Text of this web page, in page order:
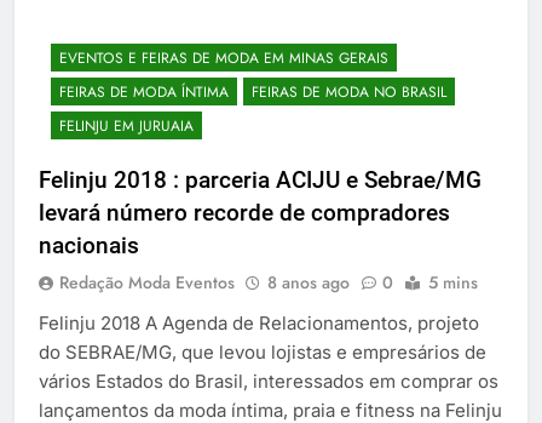
EVENTOS E FEIRAS DE MODA EM MINAS GERAIS
FEIRAS DE MODA ÍNTIMA
FEIRAS DE MODA NO BRASIL
FELINJU EM JURUAIA
Felinju 2018 : parceria ACIJU e Sebrae/MG
levará número recorde de compradores
nacionais
Redação Moda Eventos 8 anos ago 0 5 mins
Felinju 2018 A Agenda de Relacionamentos, projeto
do SEBRAE/MG, que levou lojistas e empresários de
vários Estados do Brasil, interessados em comprar os
lançamentos da moda íntima, praia e fitness na Felinju